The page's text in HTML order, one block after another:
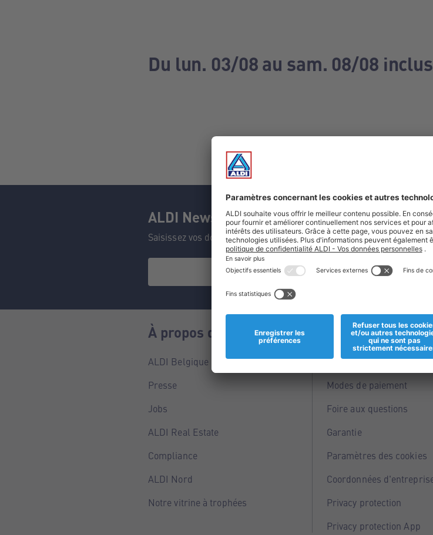
Du lun. 03/08 au sam. 08/08 inclus
ALDI Newsletter
Saisissez vos données et ne manquez aucune de nos offres.
À propos de nous
ALDI Belgique
Presse
Jobs
ALDI Real Estate
Compliance
ALDI Nord
Notre vitrine à trophées
Informations
Magasins
Modes de paiement
Foire aux questions
Garantie
Paramètres des cookies
Coordonnées
Privacy protection
Privacy protection App